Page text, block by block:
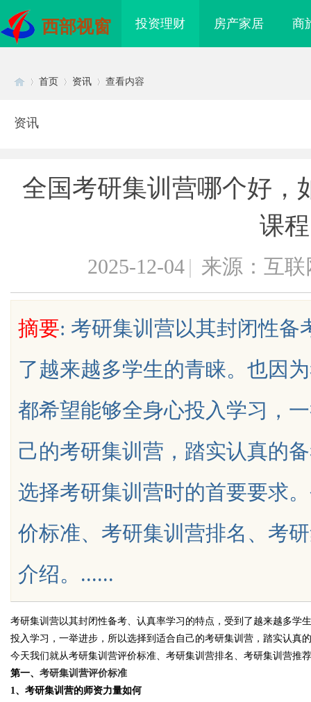
西部视窗 投资理财 房产家居 商
uz
Bo
首页 资讯 查看内容
资讯
全国考研集训营哪个好，
课
2025-12-04 | 来源：互联
摘要: 考研集训营以其封闭性备
了越来越多学生的青睐。也因
都希望能够全身心投入学习，
己的考研集训营，踏实认真的
选择考研集训营时的首要要求
价标准、考研集训营排名、考
介绍。......
考研集训营以其封闭性备考、认真率学习的特点，受到了越来越多学
投入学习，一举进步，所以选择到适合自己的考研集训营，踏实认真
今天我们就从考研集训营评价标准、考研集训营排名、考研集训营推
第一、 考研集训营评价标准
1、考研集训营的师资力量如何